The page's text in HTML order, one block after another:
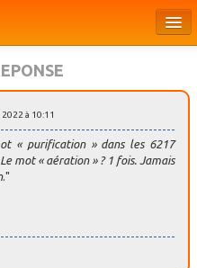
à 10:11
« purification » dans les 6217
mot « aération » ? 1 fois. Jamais
."